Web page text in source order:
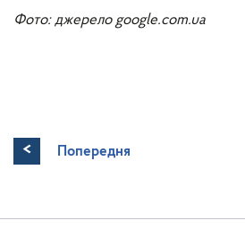
Фото: джерело google.com.ua
< Попередня